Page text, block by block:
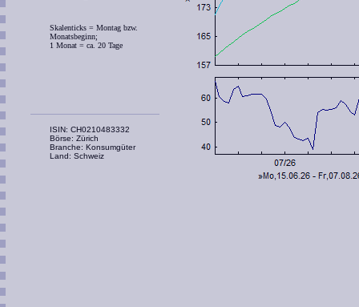
Skalenticks = Montag bzw.
Monatsbeginn;
1 Monat = ca. 20 Tage
ISIN: CH0210483332
Börse: Zürich
Branche: Konsumgüter
Land: Schweiz